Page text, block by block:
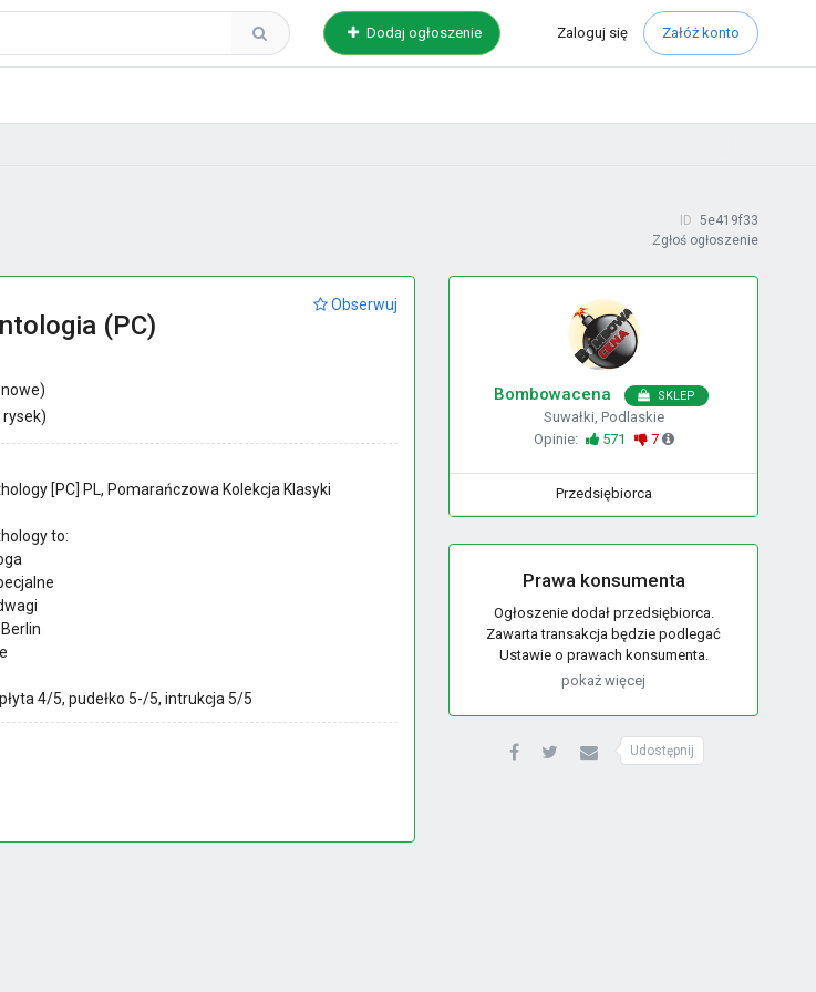
Dodaj ogłoszenie Zaloguj się Załóż konto
ID
5e419f33
Zgłoś ogłoszenie
Obserwuj
(PC)
rysek)
[PC] PL, Pomarańczowa Kolekcja Klasyki
to:
4/5, pudełko 5-/5, intrukcja 5/5
Bombowacena SKLEP
Suwałki, Podlaskie
Opinie:
571 7
Przedsiębiorca
Prawa konsumenta
Ogłoszenie dodał przedsiębiorca.
Zawarta transakcja będzie podlegać
Ustawie o prawach konsumenta.
pokaż więcej
Udostępnij